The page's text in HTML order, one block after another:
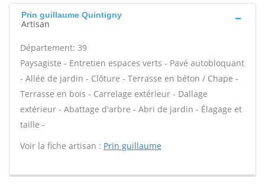
Prin guillaume Quintigny
Artisan
Département: 39
Paysagiste - Entretien espaces verts - Pavé autobloquant
- Allée de jardin - Clôture - Terrasse en béton / Chape -
Terrasse en bois - Carrelage extérieur - Dallage
extérieur - Abattage d'arbre - Abri de jardin - Élagage et
taille -
Voir la fiche artisan : Prin guillaume